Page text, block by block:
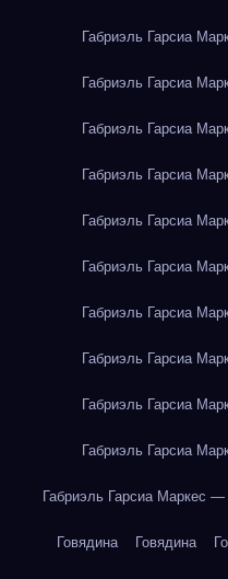
Габриэль Гарсиа
Габриэль Гарсиа
Габриэль Гарсиа
Габриэль Гарсиа
Габриэль Гарсиа
Габриэль Гарсиа
Габриэль Гарсиа
Габриэль Гарсиа
Габриэль Гарсиа
Габриэль Гарсиа
Габриэль Гарсиа Маркес
Говядина Говядина